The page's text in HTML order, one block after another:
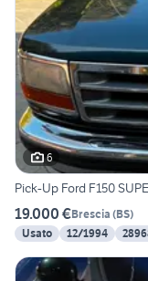
6
Pick-Up Ford F150
19.000 €Brescia (BS)
Usato
12/1994